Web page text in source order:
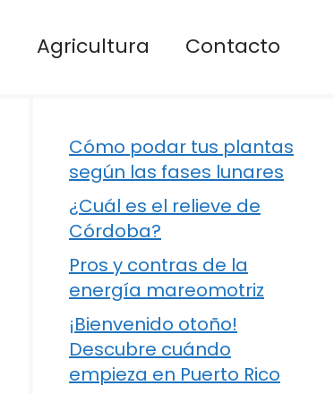
Agricultura Contacto
Cómo podar tus plantas
según las fases lunares
¿Cuál es el relieve de
Córdoba?
Pros y contras de la
energía mareomotriz
¡Bienvenido otoño!
Descubre cuándo
empieza en Puerto Rico